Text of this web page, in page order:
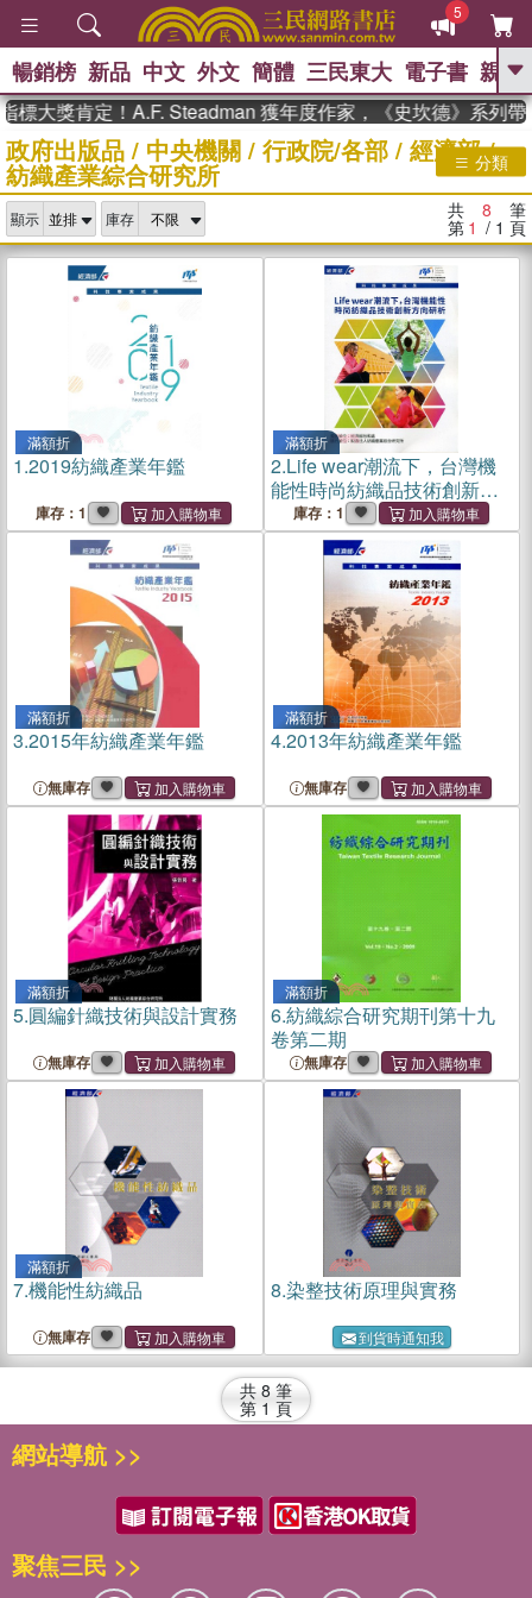
5
GO
熱搜： 東野圭吾 、 高希均教授回憶錄
、 、 、 如果歷
史是一群喵 、 暑期推薦 、 國際布克
台灣的李
登輝時代 、 數學女孩：黎曼猜想 、
偉大的迷走神經
暢銷榜 新品 中文 外文 簡體 三民東大 電子書 親子
大獎肯定！A.F. Steadman 獲年度作家，《史坎德》系列帶
政府出版品/ 中央機關/ 行政院/各部/ 經濟部/
紡織產業綜合研究所 分類
顯示 庫存 共 8 筆
第 1 / 1 頁
滿額折
1.2019紡織產業年鑑
庫存：1
滿額折
2.Life wear潮流下，台灣機
能性時尚紡織品技術創新方
向研析
庫存：1
滿額折
3.2015年紡織產業年鑑
無庫存
滿額折
4.2013年紡織產業年鑑
無庫存
滿額折
5.圓編針織技術與設計實務
無庫存
滿額折
6.紡織綜合研究期刊第十九
卷第二期
無庫存
滿額折
7.機能性紡織品
無庫存
8.染整技術原理與實務
到貨時通知我
共 8 筆
第 1 頁
網站導航 >>
聚焦三民 >>